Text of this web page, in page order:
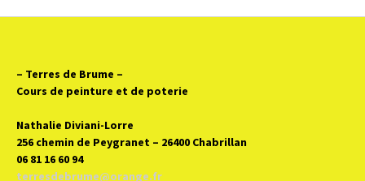
– Terres de Brume –
Cours de peinture et de poterie
Nathalie Diviani-Lorre
256 chemin de Peygranet – 26400 Chabrillan
06 81 16 60 94
terresdebrume@orange.fr